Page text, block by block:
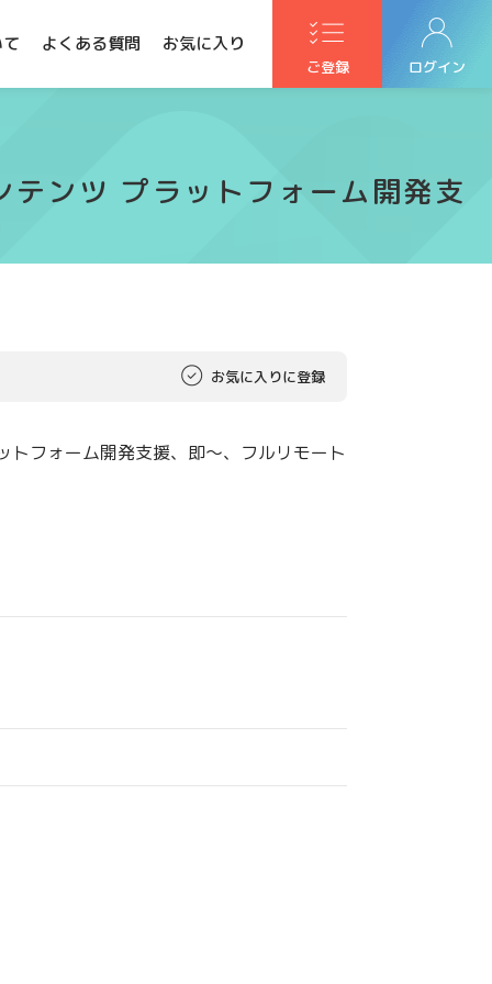
よくある質問 お気に入り
ご登録 ログイン
テンツ プラットフォーム開発支
お気に入りに登録
トフォーム開発支援、即～、フルリモート